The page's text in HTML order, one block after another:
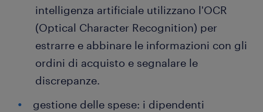
intelligenza artificiale utilizzano l'OCR
(Optical Character Recognition) per
estrarre e abbinare le informazioni con gli
ordini di acquisto e segnalare le
discrepanze.
gestione delle spese: i dipendenti